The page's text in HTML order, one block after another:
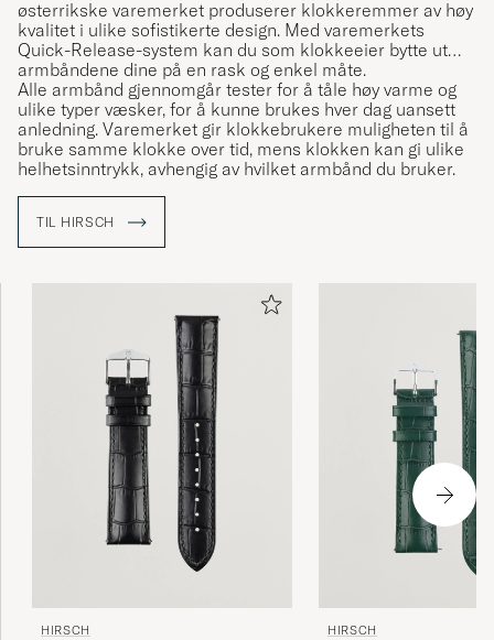
østerrikske varemerket produserer klokkeremmer av høy
kvalitet i ulike sofistikerte design. Med varemerkets
Quick-Release-system kan du som klokkeeier bytte ut
armbåndene dine på en rask og enkel måte.
Alle armbånd gjennomgår tester for å tåle høy varme og
ulike typer væsker, for å kunne brukes hver dag uansett
anledning. Varemerket gir klokkebrukere muligheten til å
bruke samme klokke over tid, mens klokken kan gi ulike
helhetsinntrykk, avhengig av hvilket armbånd du bruker.
TIL HIRSCH
HIRSCH HIRSCH